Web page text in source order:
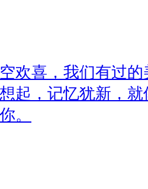
欢喜，我们有过
起，记忆犹新，
。